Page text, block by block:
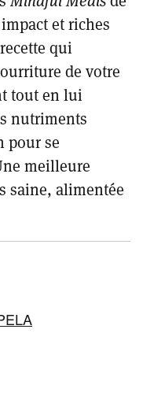
et riches
qui
de votre
tout en lui
nutriments
pour se
meilleure
saine, alimentée